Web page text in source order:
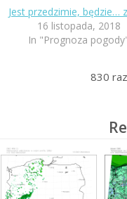
Jest przedzimie, będzie…
16 listopada, 2018
In "Prognoza
830